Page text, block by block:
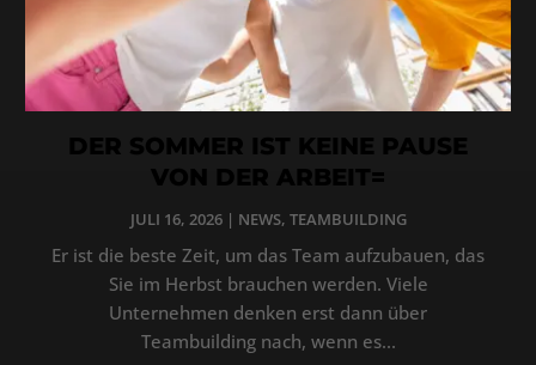
DER SOMMER IST KEINE PAUSE
VON DER ARBEIT=
JULI 16, 2026| NEWS, TEAMBUILDING
Er ist die beste Zeit, um das Team aufzubauen, das
Sie im Herbst brauchen werden. Viele
Unternehmen denken erst dann über
Teambuilding nach, wenn es...